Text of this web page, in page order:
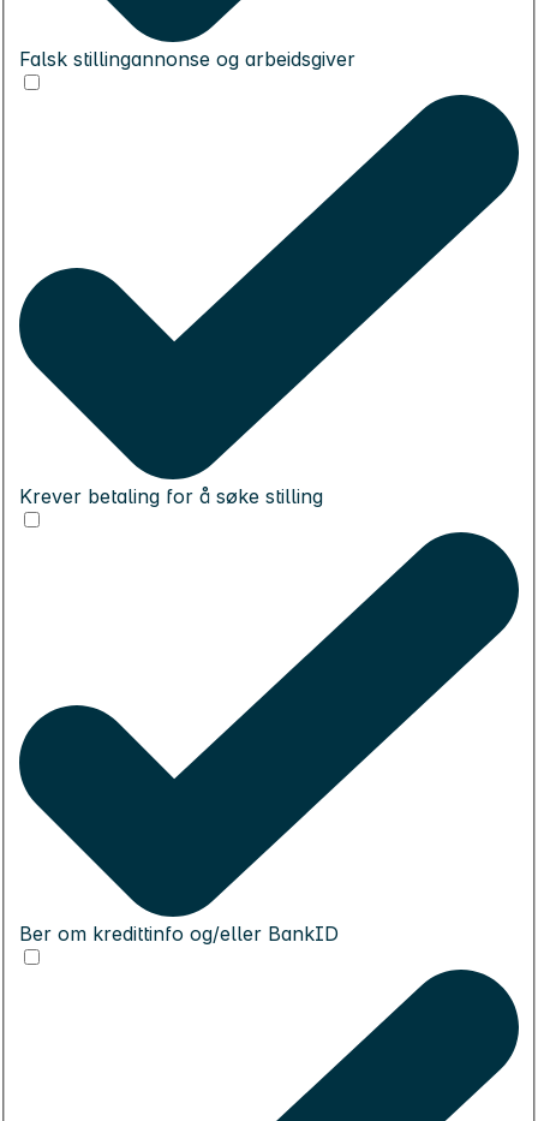
Falsk stillingannonse og arbeidsgiver
Krever betaling for å søke stilling
Ber om kredittinfo og/eller BankID